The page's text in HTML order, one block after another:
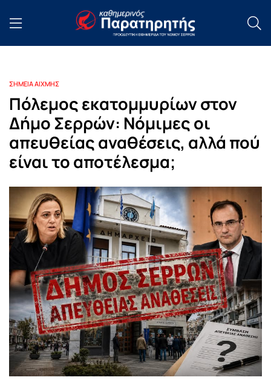
ΣΗΜΕΙΑ ΑΙΧΜΗΣ
Πόλεμος εκατομμυρίων στον
Δήμο Σερρών: Νόμιμες οι
απευθείας αναθέσεις, αλλά πού
είναι το αποτέλεσμα;